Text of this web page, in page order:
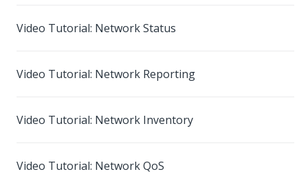
Video Tutorial: Network Status
Video Tutorial: Network Reporting
Video Tutorial: Network Inventory
Video Tutorial: Network QoS